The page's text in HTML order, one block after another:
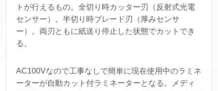
トが行えるもの。全切り時カッター刃（反射式光電
センサー）。半切り時ブレード刃（厚みセンサ
ー）。両刃ともに紙送り停止した状態でカットでき
る。
AC100Vなので工事なしで簡単に現在使用中のラミネ
ーターが自動カット付ラミネーターとなる。メディ